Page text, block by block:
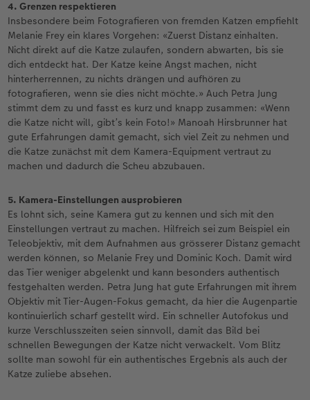
4. Grenzen respektieren
Insbesondere beim Fotografieren von fremden Katzen empfiehlt
Melanie Frey ein klares Vorgehen: «Zuerst Distanz einhalten.
Nicht direkt auf die Katze zulaufen, sondern abwarten, bis sie
dich entdeckt hat. Der Katze keine Angst machen, nicht
hinterherrennen, zu nichts drängen und aufhören zu
fotografieren, wenn sie dies nicht möchte.» Auch Petra Jung
stimmt dem zu und fasst es kurz und knapp zusammen: «Wenn
die Katze nicht will, gibt’s kein Foto!» Manoah Hirsbrunner hat
gute Erfahrungen damit gemacht, sich viel Zeit zu nehmen und
die Katze zunächst mit dem Kamera-Equipment vertraut zu
machen und dadurch die Scheu abzubauen.
5. Kamera-Einstellungen ausprobieren
Es lohnt sich, seine Kamera gut zu kennen und sich mit den
Einstellungen vertraut zu machen. Hilfreich sei zum Beispiel ein
Teleobjektiv, mit dem Aufnahmen aus grösserer Distanz gemacht
werden können, so Melanie Frey und Dominic Koch. Damit wird
das Tier weniger abgelenkt und kann besonders authentisch
festgehalten werden. Petra Jung hat gute Erfahrungen mit ihrem
Objektiv mit Tier-Augen-Fokus gemacht, da hier die Augenpartie
kontinuierlich scharf gestellt wird. Ein schneller Autofokus und
kurze Verschlusszeiten seien sinnvoll, damit das Bild bei
schnellen Bewegungen der Katze nicht verwackelt. Vom Blitz
sollte man sowohl für ein authentisches Ergebnis als auch der
Katze zuliebe absehen.